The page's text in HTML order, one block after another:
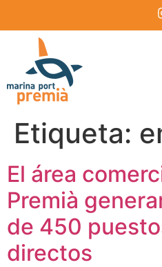
Etiqueta:
El área
Premià
de 450
directos